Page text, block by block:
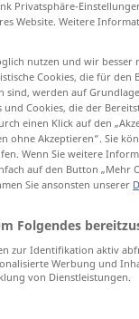
Privatsphäre-
Website. Weitere
nutzen und wir besser
Cookies, die für den
werden auf
Cookies, die der
einen Klick auf den
ohne Akzeptieren“. Sie
Wenn Sie weitere
auf den Button „Mehr
Sie ansonsten unserer
Folgendes
zur Identifikation aktiv
Werbung und
von Dienstleistungen.